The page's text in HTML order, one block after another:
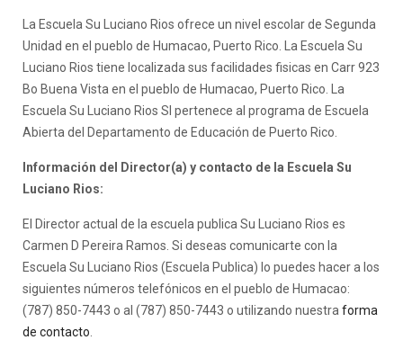
La Escuela Su Luciano Rios ofrece un nivel escolar de Segunda
Unidad en el pueblo de Humacao, Puerto Rico. La Escuela Su
Luciano Rios tiene localizada sus facilidades fisicas en Carr 923
Bo Buena Vista en el pueblo de Humacao, Puerto Rico. La
Escuela Su Luciano Rios SI pertenece al programa de Escuela
Abierta del Departamento de Educación de Puerto Rico.
Información del Director(a) y contacto de la Escuela Su
Luciano Rios:
El Director actual de la escuela publica Su Luciano Rios es
Carmen D Pereira Ramos. Si deseas comunicarte con la
Escuela Su Luciano Rios (Escuela Publica) lo puedes hacer a los
siguientes números telefónicos en el pueblo de Humacao:
(787) 850-7443 o al (787) 850-7443 o utilizando nuestra forma
de contacto